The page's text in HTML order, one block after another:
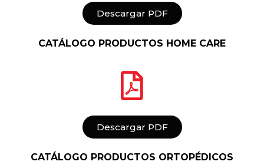
Descargar PDF
CATÁLOGO PRODUCTOS HOME CARE
Descargar PDF
CATÁLOGO PRODUCTOS ORTOPÉDICOS